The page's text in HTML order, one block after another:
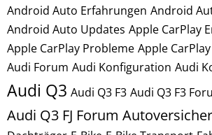
Android Auto Erfahrungen Android
Android Auto Updates Apple CarPlay
Apple CarPlay Probleme Apple
Audi Forum Audi Konfiguration Audi
Audi Q3 Audi Q3 F3 Audi Q3 F3
Audi Q3 FJ Forum